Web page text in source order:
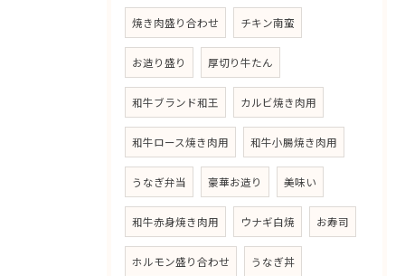
焼き肉盛り合わせ チキン南蛮
お造り盛り 厚切り牛たん
和牛ブランド和王 カルビ焼き肉用
和牛ロース焼き肉用 和牛小腸焼き肉用
うなぎ弁当 豪華お造り 美味い
和牛赤身焼き肉用 ウナギ白焼 お寿司
ホルモン盛り合わせ うなぎ丼